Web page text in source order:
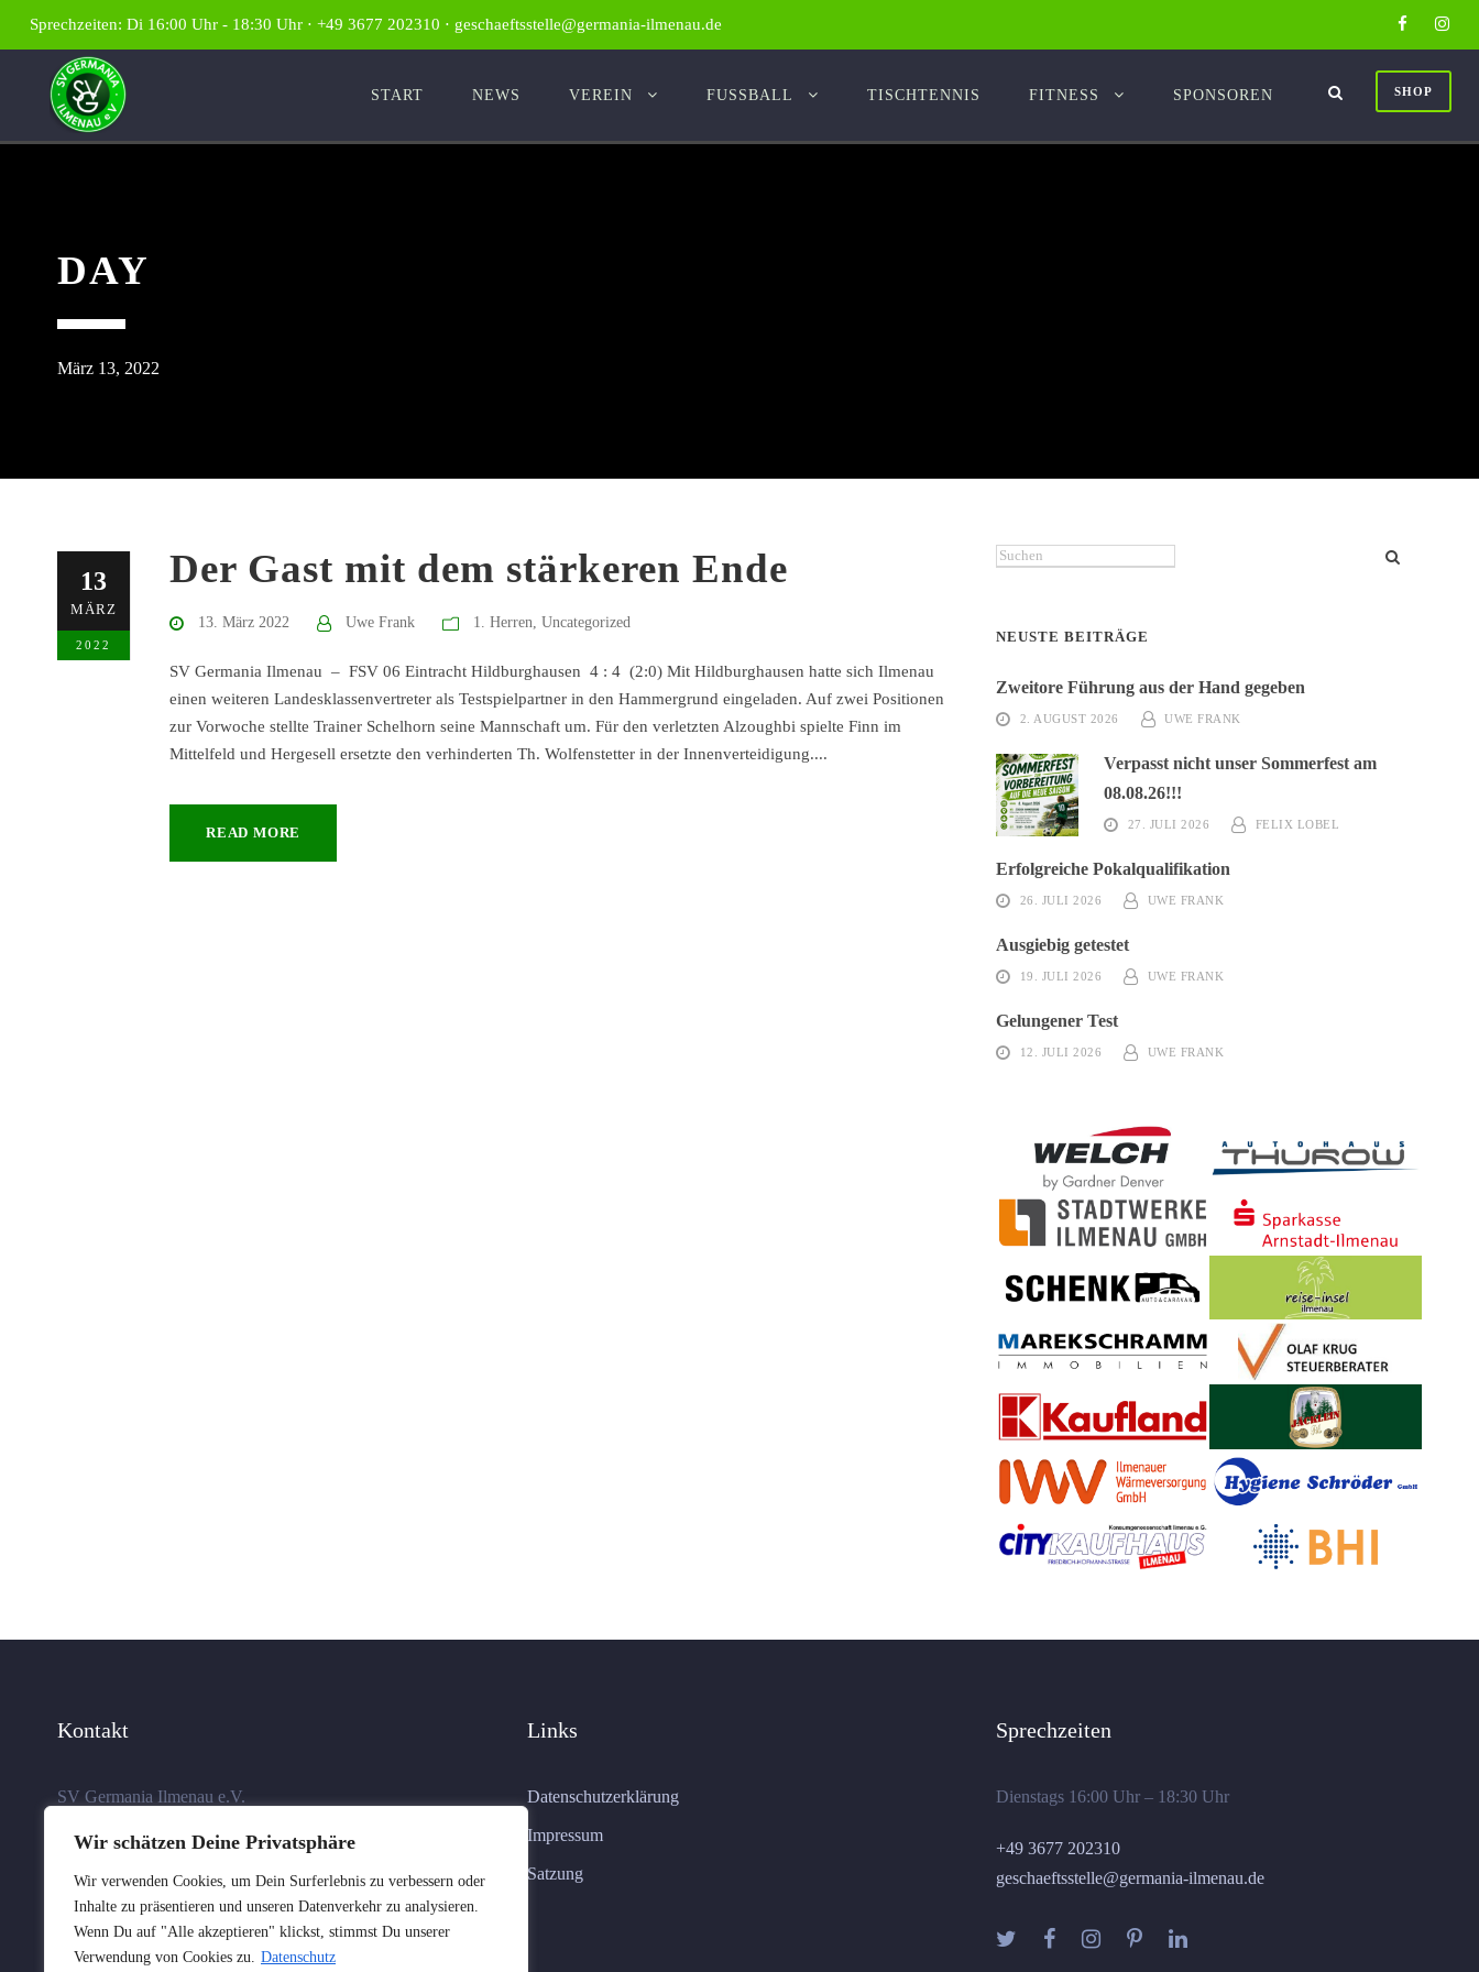
Wir schätzen Deine Privatsphäre
Wir verwenden Cookies, um Dein Surferlebnis zu verbessern oder
Inhalte zu präsentieren und unseren Datenverkehr zu analysieren.
Wenn Du auf "Alle akzeptieren" klickst, stimmst Du unserer
Verwendung von Cookies zu. Datenschutz
Sprechzeiten: Di 16:00 Uhr - 18:30 Uhr ⋅ +49 3677 202310 ⋅ geschaeftsstelle@germania-ilmenau.de
START NEWS VEREIN FUSSBALL TISCHTENNIS FITNESS SPONSOREN SHOP
DAY
März 13, 2022
13
MÄRZ
2022
Der Gast mit dem stärkeren Ende
13. März 2022 Uwe Frank 1. Herren, Uncategorized
SV Germania Ilmenau – FSV 06 Eintracht Hildburghausen 4 : 4 (2:0) Mit Hildburghausen hatte sich Ilmenau
einen weiteren Landesklassenvertreter als Testspielpartner in den Hammergrund eingeladen. Auf zwei Positionen
zur Vorwoche stellte Trainer Schelhorn seine Mannschaft um. Für den verletzten Alzoughbi spielte Finn im
Mittelfeld und Hergesell ersetzte den verhinderten Th. Wolfenstetter in der Innenverteidigung....
READ MORE
Suchen
NEUSTE BEITRÄGE
Zweitore Führung aus der Hand gegeben
2. AUGUST 2026 UWE FRANK
Verpasst nicht unser Sommerfest am
08.08.26!!!
27. JULI 2026 FELIX LOBEL
Erfolgreiche Pokalqualifikation
26. JULI 2026 UWE FRANK
Ausgiebig getestet
19. JULI 2026 UWE FRANK
Gelungener Test
12. JULI 2026 UWE FRANK
Kontakt
SV Germania Ilmenau e.V.
Links
Datenschutzerklärung
Impressum
Satzung
Sprechzeiten
Dienstags 16:00 Uhr – 18:30 Uhr
+49 3677 202310
geschaeftsstelle@germania-ilmenau.de